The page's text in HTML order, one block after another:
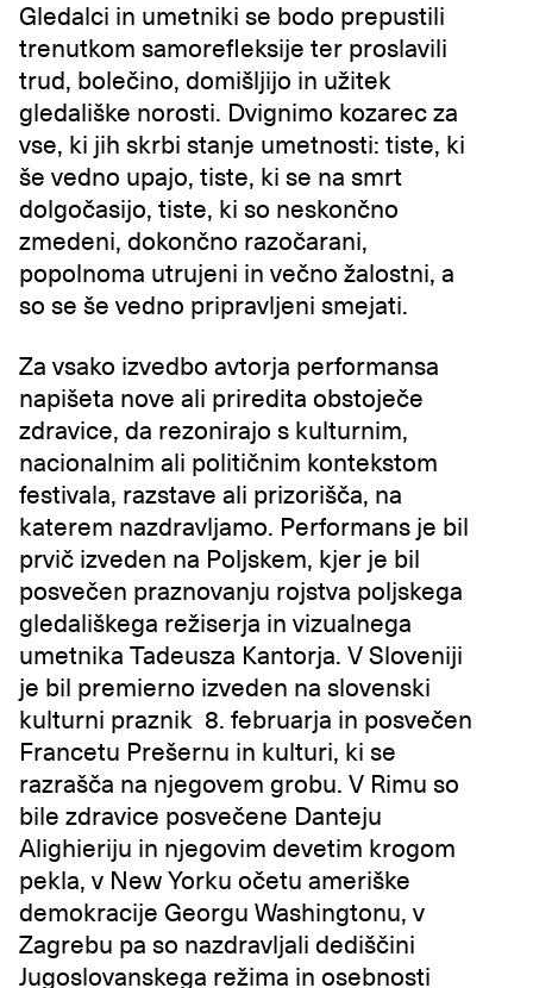
Gledalci in umetniki se bodo prepustili
trenutkom samorefleksije ter proslavili
trud, bolečino, domišljijo in užitek
gledališke norosti. Dvignimo kozarec za
vse, ki jih skrbi stanje umetnosti: tiste, ki
še vedno upajo, tiste, ki se na smrt
dolgočasijo, tiste, ki so neskončno
zmedeni, dokončno razočarani,
popolnoma utrujeni in večno žalostni, a
so se še vedno pripravljeni smejati.
Za vsako izvedbo avtorja performansa
napišeta nove ali priredita obstoječe
zdravice, da rezonirajo s kulturnim,
nacionalnim ali političnim kontekstom
festivala, razstave ali prizorišča, na
katerem nazdravljamo. Performans je bil
prvič izveden na Poljskem, kjer je bil
posvečen praznovanju rojstva poljskega
gledališkega režiserja in vizualnega
umetnika Tadeusza Kantorja. V Sloveniji
je bil premierno izveden na slovenski
kulturni praznik 8. februarja in posvečen
Francetu Prešernu in kulturi, ki se
razrašča na njegovem grobu. V Rimu so
bile zdravice posvečene Danteju
Alighieriju in njegovim devetim krogom
pekla, v New Yorku očetu ameriške
demokracije Georgu Washingtonu, v
Zagrebu pa so nazdravljali dediščini
Jugoslovanskega režima in osebnosti